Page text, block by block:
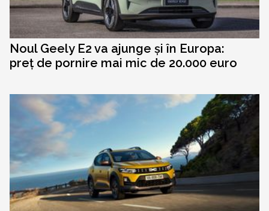
Noul Geely E2 va ajunge și în Europa:
preț de pornire mai mic de 20.000 euro